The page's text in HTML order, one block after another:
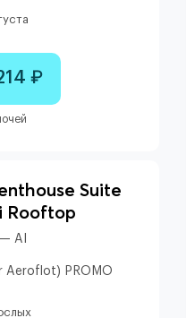
₽
Suite
Rooftop
AI
Aeroflot) PROMO